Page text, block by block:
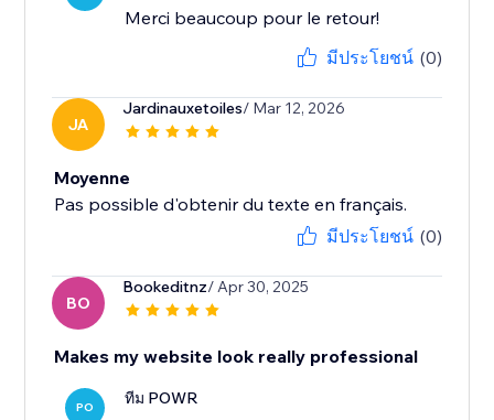
Merci beaucoup pour le retour!
มีประโยชน์ (0)
JA
Jardinauxetoiles/ Mar 12, 2026
Moyenne
Pas possible d'obtenir du texte en français.
มีประโยชน์ (0)
BO
Bookeditnz/ Apr 30, 2025
Makes my website look really professional
PO ทีม POWR